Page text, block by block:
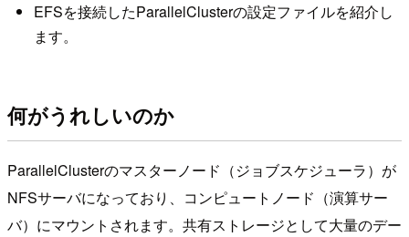
EFSを接続したParallelClusterの設定ファイルを紹介し
ます。
何がうれしいのか
ParallelClusterのマスターノード（ジョブスケジューラ）が
NFSサーバになっており、コンピュートノード（演算サー
バ）にマウントされます。共有ストレージとして大量のデー